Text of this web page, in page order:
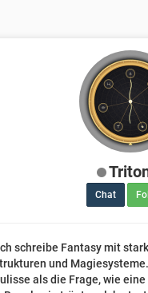
Chat
schreibe Fantasy mit
und
als die Frage, wie